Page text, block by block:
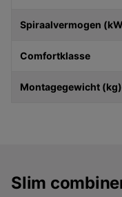
Spiraalvermogen
Comfortklasse
Montagegewicht (kg)
Slim